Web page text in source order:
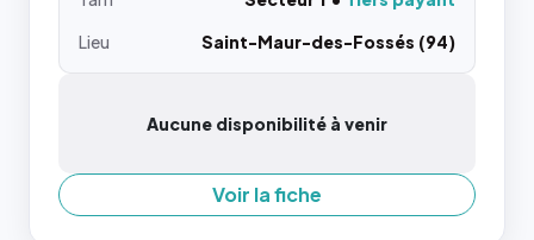
Lieu
Saint-Maur-des-Fossés (94)
Aucune disponibilité à venir
Voir la fiche